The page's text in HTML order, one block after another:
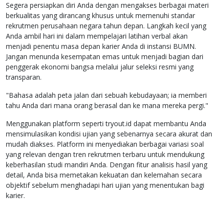
Segera persiapkan diri Anda dengan mengakses berbagai materi
berkualitas yang dirancang khusus untuk memenuhi standar
rekrutmen perusahaan negara tahun depan. Langkah kecil yang
Anda ambil hari ini dalam mempelajari latihan verbal akan
menjadi penentu masa depan karier Anda di instansi BUMN.
Jangan menunda kesempatan emas untuk menjadi bagian dari
penggerak ekonomi bangsa melalui jalur seleksi resmi yang
transparan.
"Bahasa adalah peta jalan dari sebuah kebudayaan; ia memberi
tahu Anda dari mana orang berasal dan ke mana mereka pergi."
Menggunakan platform seperti tryout.id dapat membantu Anda
mensimulasikan kondisi ujian yang sebenarnya secara akurat dan
mudah diakses. Platform ini menyediakan berbagai variasi soal
yang relevan dengan tren rekrutmen terbaru untuk mendukung
keberhasilan studi mandiri Anda. Dengan fitur analisis hasil yang
detail, Anda bisa memetakan kekuatan dan kelemahan secara
objektif sebelum menghadapi hari ujian yang menentukan bagi
karier.